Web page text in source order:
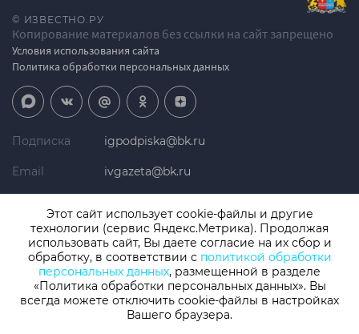
© ИЗВЕСТНО.РУ
Копирование материалов без ссылки на сайт запрещено
Условия использования сайта
Политика обработки персональных данных
Подписка igpodpiska@bk.ru
Email ivgazeta@bk.ru
Телефон +7 (4932) 41-94-81
СМИ: Izvestno.ru. Реестровая запись 08.11.2019 серия ЭЛ № ФС 77 -
77192, зарегистрировано Роскомнадзором
Учредитель: БУ «Ивановские газеты». Главный редактор:
Этот сайт использует cookie-файлы и другие
технологии (сервис Яндекс.Метрика). Продолжая
использовать сайт, Вы даете согласие на их сбор и
обработку, в соответствии с политикой обработки
персональных данных, размещенной в разделе
«Политика обработки персональных данных». Вы
всегда можете отключить cookie-файлы в настройках
Вашего браузера.